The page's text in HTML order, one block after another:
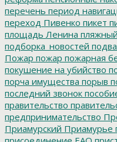
перечень период
переход Пивенко пикет
площадь Ленина
подборка_новостей
Пожар пожар пожарная
покушение на убийство
порча имущества порыв
последний звонок
правительство
предпринимательство
Приамурский Приамурье